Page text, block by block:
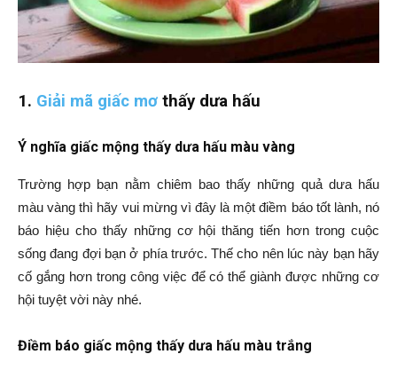
1. Giải mã giấc mơ thấy dưa hấu
Ý nghĩa giấc mộng thấy dưa hấu màu vàng
Trường hợp bạn nằm chiêm bao thấy những quả dưa hấu
màu vàng thì hãy vui mừng vì đây là một điềm báo tốt lành, nó
báo hiệu cho thấy những cơ hội thăng tiến hơn trong cuộc
sống đang đợi bạn ở phía trước. Thế cho nên lúc này bạn hãy
cố gắng hơn trong công việc để có thể giành được những cơ
hội tuyệt vời này nhé.
Điềm báo giấc mộng thấy dưa hấu màu trắng